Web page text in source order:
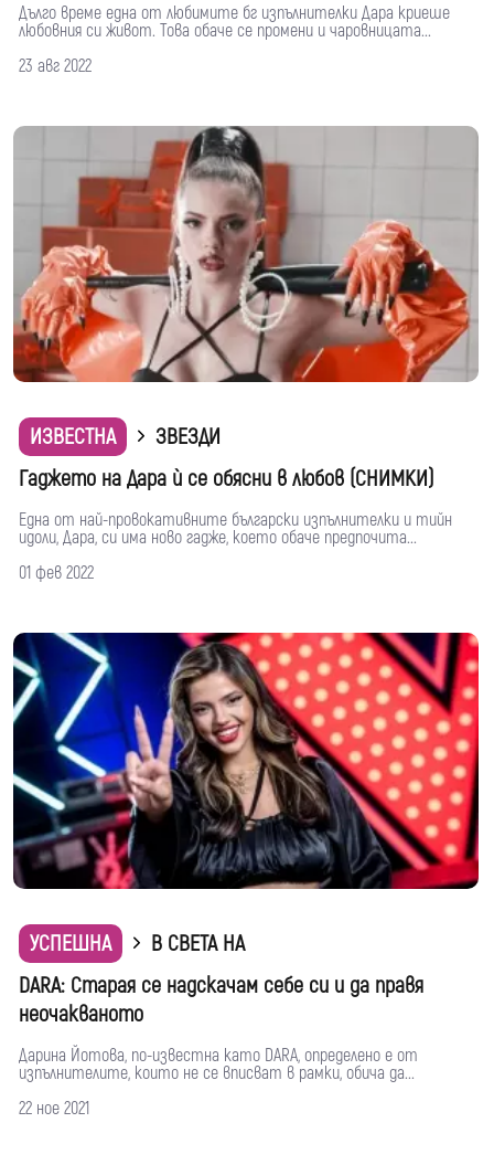
Дълго време една от любимите бг изпълнителки Дара криеше
любовния си живот. Това обаче се промени и чаровницата...
23 авг 2022
ИЗВЕСТНА
ЗВЕЗДИ
Гаджето на Дара ѝ се обясни в любов (СНИМКИ)
Една от най-провокативните български изпълнителки и тийн
идоли, Дара, си има ново гадже, което обаче предпочита...
01 фев 2022
УСПЕШНА
В СВЕТА НА
DARA: Старая се надскачам себе си и да правя
неочакваното
Дарина Йотова, по-известна като DARA, определено е от
изпълнителите, които не се вписват в рамки, обича да...
22 ное 2021